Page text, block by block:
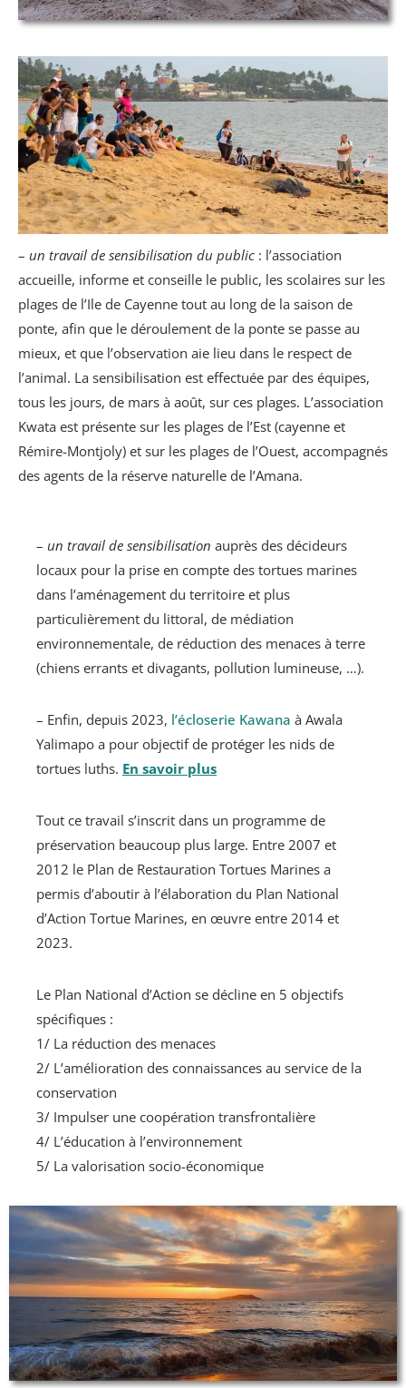
– un travail de sensibilisation du public : l’association
accueille, informe et conseille le public, les scolaires sur les
plages de l’Ile de Cayenne tout au long de la saison de
ponte, afin que le déroulement de la ponte se passe au
mieux, et que l’observation aie lieu dans le respect de
l’animal. La sensibilisation est effectuée par des équipes,
tous les jours, de mars à août, sur ces plages. L’association
Kwata est présente sur les plages de l’Est (cayenne et
Rémire-Montjoly) et sur les plages de l’Ouest, accompagnés
des agents de la réserve naturelle de l’Amana.
– un travail de sensibilisation auprès des décideurs
locaux pour la prise en compte des tortues marines
dans l’aménagement du territoire et plus
particulièrement du littoral, de médiation
environnementale, de réduction des menaces à terre
(chiens errants et divagants, pollution lumineuse, …).
– Enfin, depuis 2023, l’écloserie Kawana à Awala
Yalimapo a pour objectif de protéger les nids de
tortues luths. En savoir plus
Tout ce travail s’inscrit dans un programme de
préservation beaucoup plus large. Entre 2007 et
2012 le Plan de Restauration Tortues Marines a
permis d’aboutir à l’élaboration du Plan National
d’Action Tortue Marines, en œuvre entre 2014 et
2023.
Le Plan National d’Action se décline en 5 objectifs
spécifiques :
1/ La réduction des menaces
2/ L’amélioration des connaissances au service de la
conservation
3/ Impulser une coopération transfrontalière
4/ L’éducation à l’environnement
5/ La valorisation socio-économique